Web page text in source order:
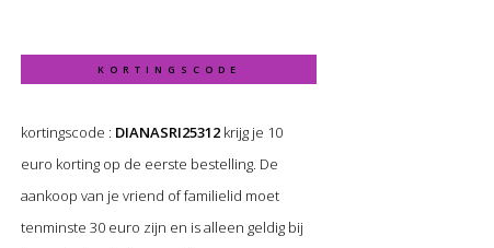
KORTINGSCODE
kortingscode : DIANASRI25312 krijg je 10
euro korting op de eerste bestelling. De
aankoop van je vriend of familielid moet
tenminste 30 euro zijn en is alleen geldig bij